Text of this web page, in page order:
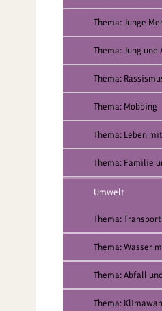
Thema: Junge
Thema: Jung und
Thema:
Thema: Mobbing
Thema: Leben
Thema: Familie
Umwelt
Thema:
Thema: Wasser
Thema: Abfall
Thema: